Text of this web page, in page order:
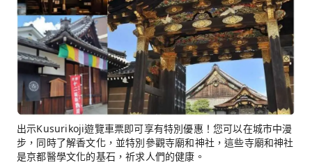
出示Kusurikoji遊覽車票即可享有特別優惠！您可以在城市中漫
步，同時了解香文化，並特別參觀寺廟和神社，這些寺廟和神社
是京都醫學文化的基石，祈求人們的健康。